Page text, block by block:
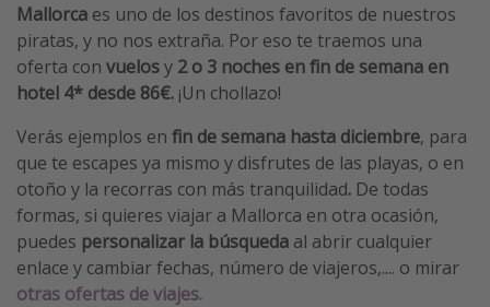
Guía de equipaje de mano
Parques de atracciones
Viaja con musicales
El Rey León el musical
Harry Potter en Londres y otros destinos
Eventos deportivos
Mallorca es uno de los destinos favoritos de nuestros
piratas, y no nos extraña. Por eso te traemos una
oferta con vuelosy 2 o 3 noches en fin de semana en
hotel 4* desde 86€. ¡Un chollazo!
Verás ejemplos en fin de semana hasta diciembre, para
que te escapes ya mismo y disfrutes de las playas, o en
otoño y la recorras con más tranquilidad. De todas
formas, si quieres viajar a Mallorca en otra ocasión,
puedes personalizar la búsqueda al abrir cualquier
enlace y cambiar fechas, número de viajeros,.... o mirar
otras ofertas de viajes.